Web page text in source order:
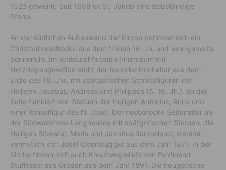
1523 geweiht. Seit 1688 ist St. Jakob eine selbständige
Pfarre.
An der südlichen Außenwand der Kirche befinden sich ein
Christophorusfresko aus dem frühen 16. Jh. und eine gemalte
Sonnenuhr. Im lichtdurchfluteten Innenraum mit
Netzrippengewölbe steht der barocke Hochaltar aus dem
Ende des 18. Jhs. mit spätgotischen Schnitzfiguren der
Heiligen Jakobus, Andreas und Philippus (A. 16. Jh.), an der
Seite flankiert von Statuen der Heiligen Antonius, Anna und
einer Konsolfigur des hl. Josef. Der neobarocke Seitenaltar an
der Südwand des Langhauses mit spätgotischen Statuen, die
Heiligen Silvester, Maria und Jakobus darstellend, stammt
vermutlich von Josef Oberbrugger aus dem Jahr 1871. In der
Kirche finden sich auch Kreuzwegreliefs von Ferdinand
Stuflesser aus Gröden aus dem Jahr 1891. Die neugotische